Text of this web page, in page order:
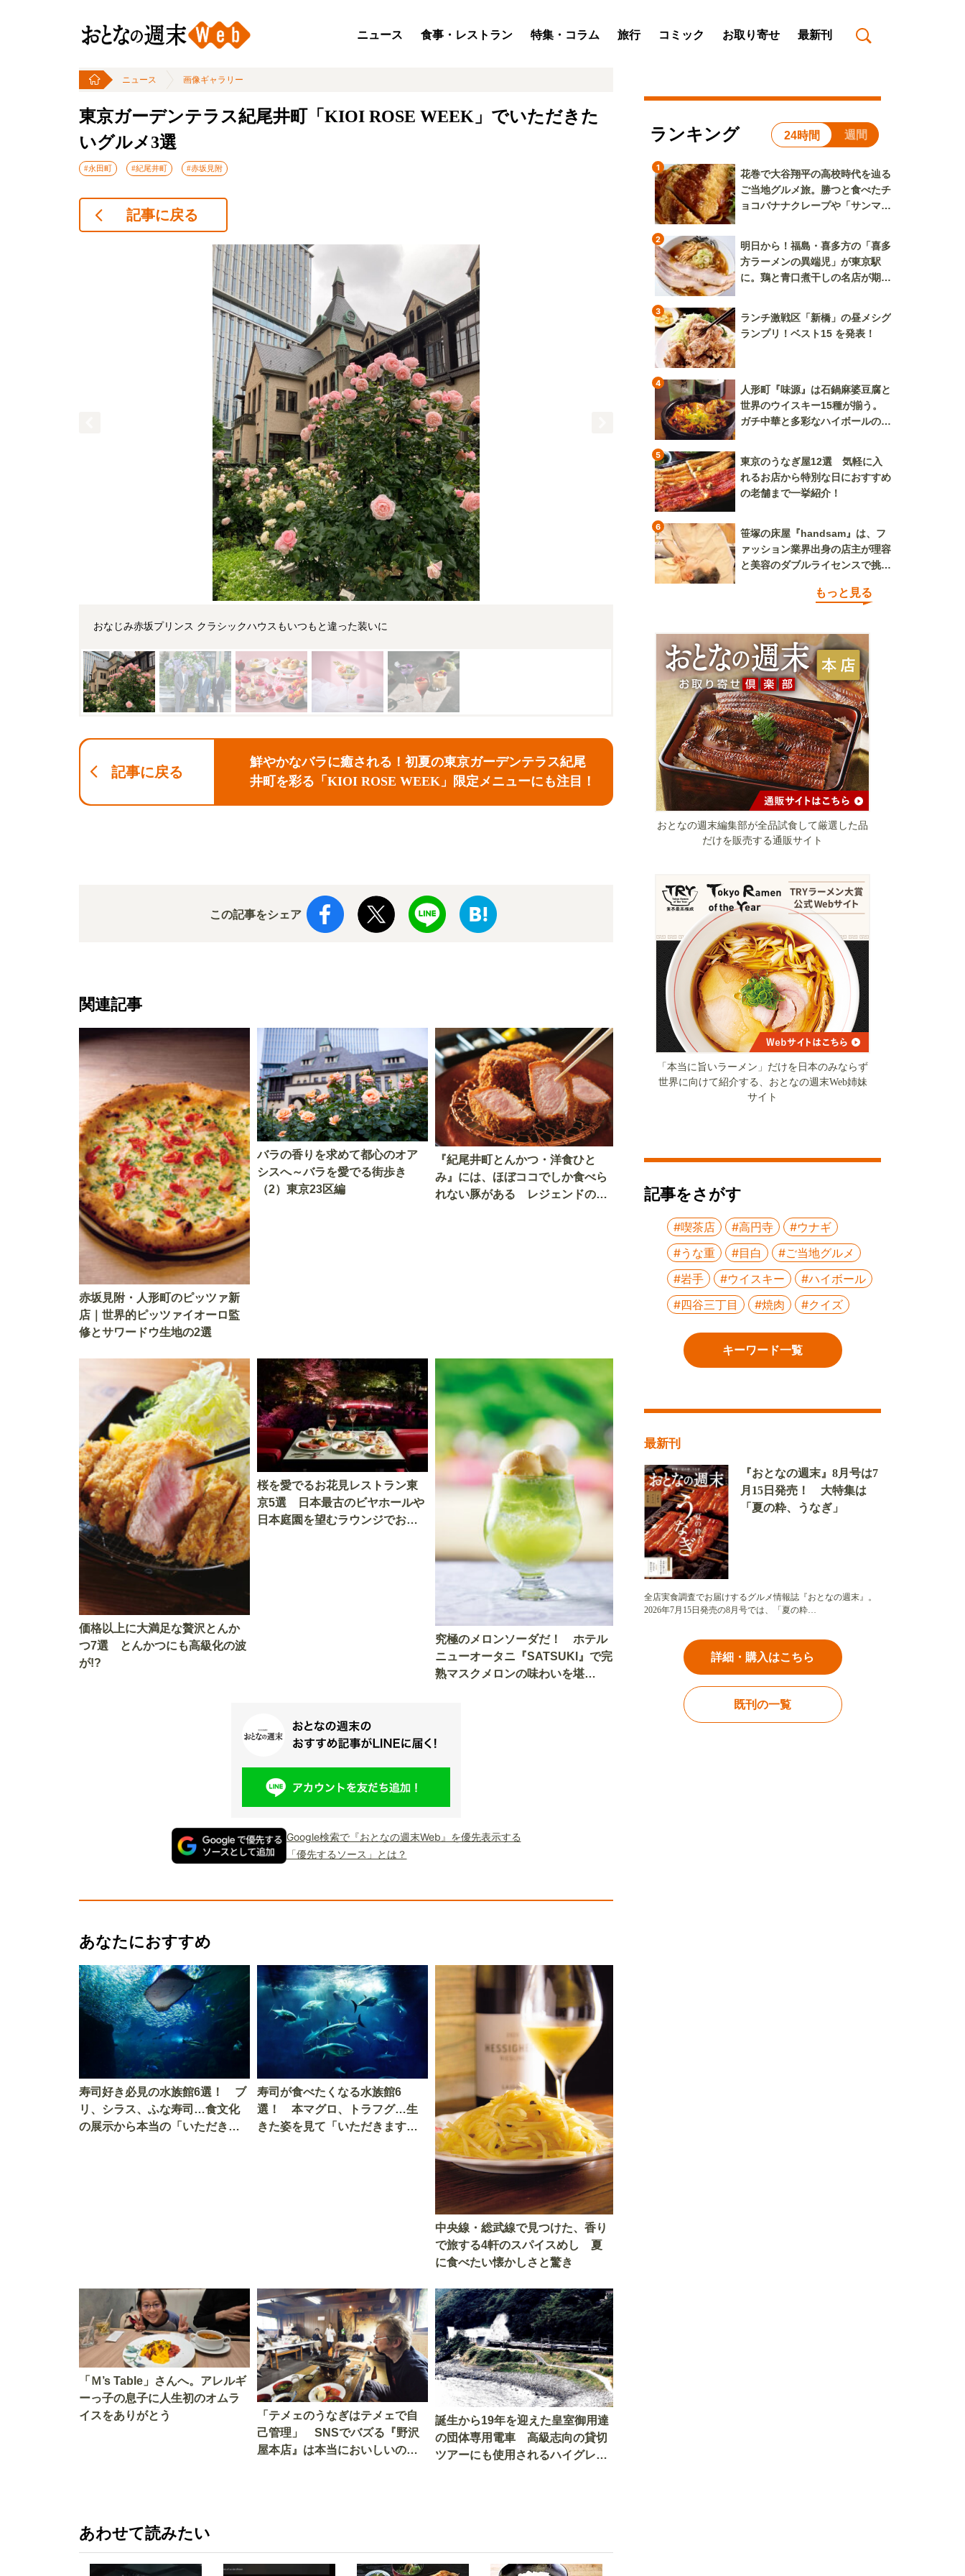
ニュース 食事・レストラン 特集・コラム 旅行 コミック お取り寄せ 最新刊
ニュース 画像ギャラリー
東京ガーデンテラス紀尾井町「KIOI ROSE WEEK」でいただきた
いグルメ3選
#永田町 #紀尾井町 #赤坂見附
記事に戻る
おなじみ赤坂プリンス クラシックハウスもいつもと違った装いに
記事に戻る
鮮やかなバラに癒される！初夏の東京ガーデンテラス紀尾
井町を彩る「KIOI ROSE WEEK」限定メニューにも注目！
この記事をシェア
関連記事
赤坂見附・人形町のピッツァ新
店｜世界的ピッツァイオーロ監
修とサワードウ生地の2選
バラの香りを求めて都心のオア
シスへ～バラを愛でる街歩き
（2）東京23区編
『紀尾井町とんかつ・洋食ひと
み』には、ほぼココでしか食べら
れない豚がある レジェンドの技
価格以上に大満足な贅沢とんか
つ7選 とんかつにも高級化の波
が!?
桜を愛でるお花見レストラン東
京5選 日本最古のビヤホールや
日本庭園を望むラウンジでおい
究極のメロンソーダだ！ ホテル
ニューオータニ『SATSUKI』で完
熟マスクメロンの味わいを堪
Google検索で『おとなの週末Web』を優先表示する
「優先するソース」とは？
あなたにおすすめ
寿司好き必見の水族館6選！ ブ
リ、シラス、ふな寿司…食文化
の展示から本当の「いただきま
寿司が食べたくなる水族館6
選！ 本マグロ、トラフグ…生
きた姿を見て「いただきます」
中央線・総武線で見つけた、香り
で旅する4軒のスパイスめし 夏
に食べたい懐かしさと驚き
「Ｍ’s Table」さんへ。アレルギ
ーっ子の息子に人生初のオムラ
イスをありがとう
「テメェのうなぎはテメェで自
己管理」 SNSでバズる『野沢
屋本店』は本当においしいの
誕生から19年を迎えた皇室御用達
の団体専用電車 高級志向の貸切
ツアーにも使用されるハイグレー
あわせて読みたい
ランキング 24時間 週間
1
花巻で大谷翔平の高校時代を辿る
ご当地グルメ旅。勝つと食べたチ
ョコバナナクレープや「サンマー
2
明日から！福島・喜多方の「喜多
方ラーメンの異端児」が東京駅
に。鶏と青口煮干しの名店が期間
3
ランチ激戦区「新橋」の昼メシグ
ランプリ！ベスト15 を発表！
4
人形町『味源』は石鍋麻婆豆腐と
世界のウイスキー15種が揃う。
ガチ中華と多彩なハイボールの組
5
東京のうなぎ屋12選 気軽に入
れるお店から特別な日におすすめ
の老舗まで一挙紹介！
6
笹塚の床屋『handsam』は、フ
ァッション業界出身の店主が理容
と美容のダブルライセンスで挑む
もっと見る
おとなの週末編集部が全品試食して厳選した品
だけを販売する通販サイト
「本当に旨いラーメン」だけを日本のみならず
世界に向けて紹介する、おとなの週末Web姉妹
サイト
記事をさがす
#喫茶店 #高円寺
#ウナギ
#うな重
#目白
#ご当地グルメ
#岩手
#ウイスキー
#ハイボール
#四谷三丁目
#焼肉 #クイズ
キーワード一覧
最新刊
『おとなの週末』8月号は7
月15日発売！ 大特集は
「夏の粋、うなぎ」
全店実食調査でお届けするグルメ情報誌『おとなの週末』。
2026年7月15日発売の8月号では、「夏の粋…
詳細・購入はこちら
既刊の一覧